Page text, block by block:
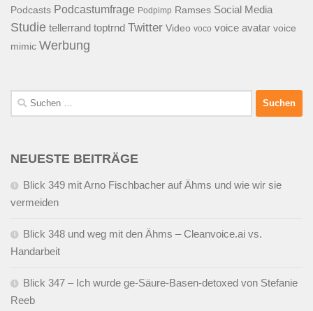
Podcasts Podcastumfrage Podpimp Ramses Social Media
Studie tellerrand toptrnd Twitter Video voco voice avatar voice
mimic Werbung
Suchen
nach:
NEUESTE BEITRÄGE
Blick 349 mit Arno Fischbacher auf Ähms und wie wir sie
vermeiden
Blick 348 und weg mit den Ähms – Cleanvoice.ai vs.
Handarbeit
Blick 347 – Ich wurde ge-Säure-Basen-detoxed von Stefanie
Reeb